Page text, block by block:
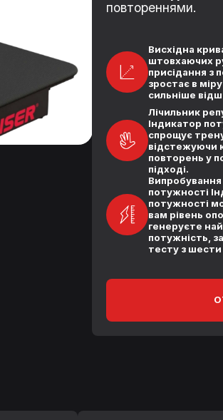
повтореннями.
Висхідна
штовхаючих
присідання з
зростає в
сильніше
Лічильник
Індикатор
спрощує
відстежуючи
повторень у
підході.
потужності
потужності
вам рівень
генеруєте
потужність,
тесту з